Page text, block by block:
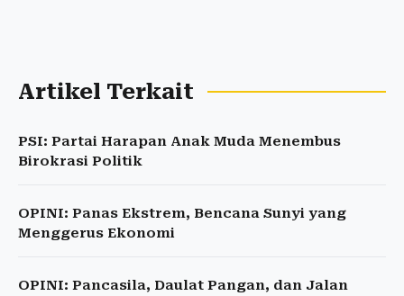
Artikel Terkait
PSI: Partai Harapan Anak Muda Menembus
Birokrasi Politik
OPINI: Panas Ekstrem, Bencana Sunyi yang
Menggerus Ekonomi
OPINI: Pancasila, Daulat Pangan, dan Jalan